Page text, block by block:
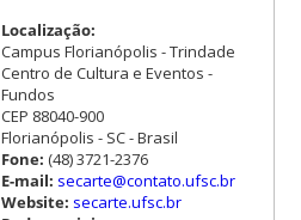
Localização:
Campus Florianópolis - Trindade
Centro de Cultura e Eventos -
Fundos
CEP 88040-900
Florianópolis - SC - Brasil
Fone: (48) 3721-2376
E-mail: secarte@contato.ufsc.br
Website: secarte.ufsc.br